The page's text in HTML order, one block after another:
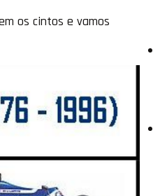
os cintos e vamos